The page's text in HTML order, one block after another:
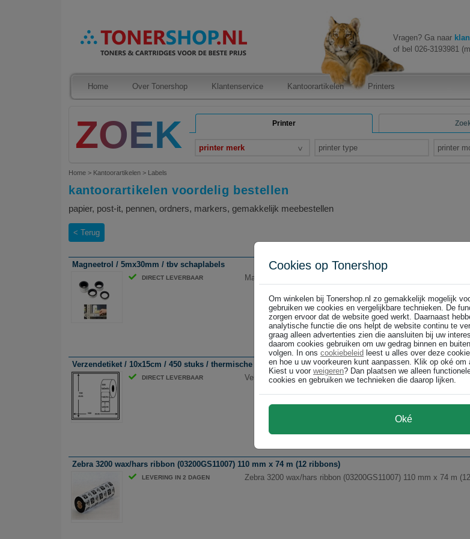
Vragen? Ga naar
of bel 026-3193981
Home Over Tonershop Klantenservice Kantoorartikelen Printers
Printer
printer merk printer type printer
Home > Kantoorartikelen > Labels
kantoorartikelen voordelig bestellen
papier, post-it, pennen, ordners, markers, gemakkelijk meebestellen
Terug
Magneetrol / 5mx30mm / tbv schaplabels
DIRECT LEVERBAAR Magneetrol-L2
Verzendetiket / 10x15cm / 450 stuks / thermische printers
DIRECT LEVERBAAR Verzendetiket 10 * 15 cm
Zebra 3200 wax/hars ribbon (03200GS11007) 110 mm x 74 m (12 ribbons)
LEVERING IN 2 DAGEN Zebra 3200 wax/hars ribbon (03200GS11007) 110 mm x 74 m
Cookies op Tonershop
Om winkelen bij Tonershop.nl zo gemakkelijk mogelijk
gebruiken we cookies en vergelijkbare technieken. De
zorgen ervoor dat de website goed werkt. Daarnaast
analytische functie die ons helpt de website continu te
graag alleen advertenties zien die aansluiten bij uw
daarom cookies gebruiken om uw gedrag binnen en
volgen. In ons cookiebeleid leest u alles over deze
en hoe u uw voorkeuren kunt aanpassen. Klik op oké om
Kiest u voor weigeren? Dan plaatsen we alleen
cookies en gebruiken we technieken die daarop lijken.
Oké